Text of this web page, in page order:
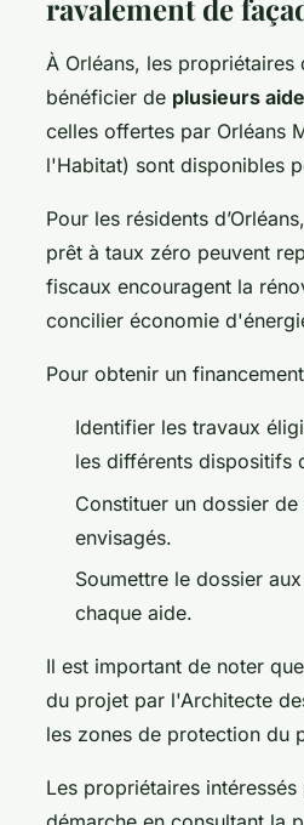
ravalement de
À Orléans, les propriétaires
bénéficier de plusieurs
celles offertes par Orléans
l'Habitat) sont disponibles
Pour les résidents
prêt à taux zéro peuvent
fiscaux encouragent la
concilier économie
Pour obtenir un
Identifier les travaux
les différents dispositifs
Constituer un dossier
envisagés.
Soumettre le dossier
chaque aide.
Il est important de noter
du projet par l'Architecte
les zones de protection du
Les propriétaires